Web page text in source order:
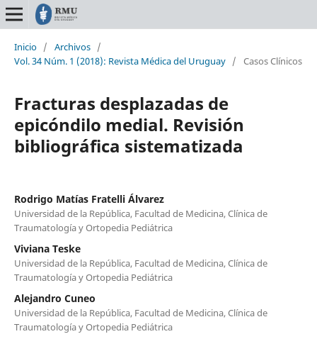
Inicio / Archivos /
Vol. 34 Núm. 1 (2018): Revista Médica del Uruguay / Casos Clínicos
Fracturas desplazadas de
epicóndilo medial. Revisión
bibliográfica sistematizada
Rodrigo Matías Fratelli Álvarez
Universidad de la República, Facultad de Medicina, Clínica de
Traumatología y Ortopedia Pediátrica
Viviana Teske
Universidad de la República, Facultad de Medicina, Clínica de
Traumatología y Ortopedia Pediátrica
Alejandro Cuneo
Universidad de la República, Facultad de Medicina, Clínica de
Traumatología y Ortopedia Pediátrica